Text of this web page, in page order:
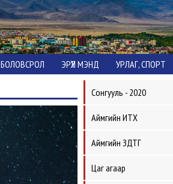
БОЛОВСРОЛ ЭРҮҮЛ МЭНД УРЛАГ, СПОРТ
Сонгууль - 2020
Аймгийн ИТХ
Аймгийн ЗДТГ
Цаг агаар